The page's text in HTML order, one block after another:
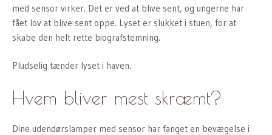
med sensor virker. Det er ved at blive sent, og ungerne har
fået lov at blive sent oppe. Lyset er slukket i stuen, for at
skabe den helt rette biografstemning.
Pludselig tænder lyset i haven.
Hvem bliver mest skræmt?
Dine udendørslamper med sensor har fanget en bevægelse i